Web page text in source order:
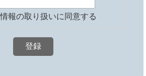
報の取り扱いに同意する